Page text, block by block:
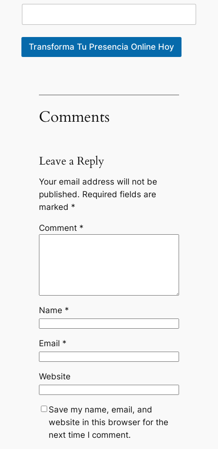
Transforma Tu Presencia Online Hoy
Comments
Leave a Reply
Your email address will not be
published. Required fields are
marked *
Comment *
Name *
Email *
Website
Save my name, email, and
website in this browser for the
next time I comment.